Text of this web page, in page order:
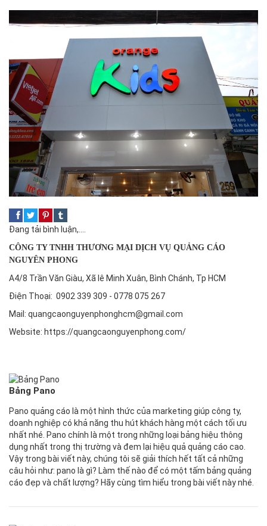
Đang tải bình luận,....
CÔNG TY TNHH THƯƠNG MẠI DỊCH VỤ QUẢNG CÁO
NGUYÊN PHONG
A4/8 Trần Văn Giàu, Xã lê Minh Xuân, Bình Chánh, Tp HCM
Điện Thoại: 0902 339 309 - 0778 075 267
Mail: quangcaonguyenphonghcm@gmail.com
Website: https://quangcaonguyenphong.com/
Bảng Pano
Pano quảng cáo là một hình thức của marketing giúp công ty,
doanh nghiệp có khả năng thu hút khách hàng một cách tối ưu
nhất nhé. Pano chính là một trong những loại bảng hiệu thông
dụng nhất trong thị trường và đem lại hiệu quả quảng cáo cao.
Vậy trong bài viết này, chúng tôi sẽ giải thích hết tất cả những
câu hỏi như: pano là gì? Làm thế nào để có một tấm bảng quảng
cáo đẹp và chất lượng? Hãy cùng tìm hiểu trong bài viết này nhé.